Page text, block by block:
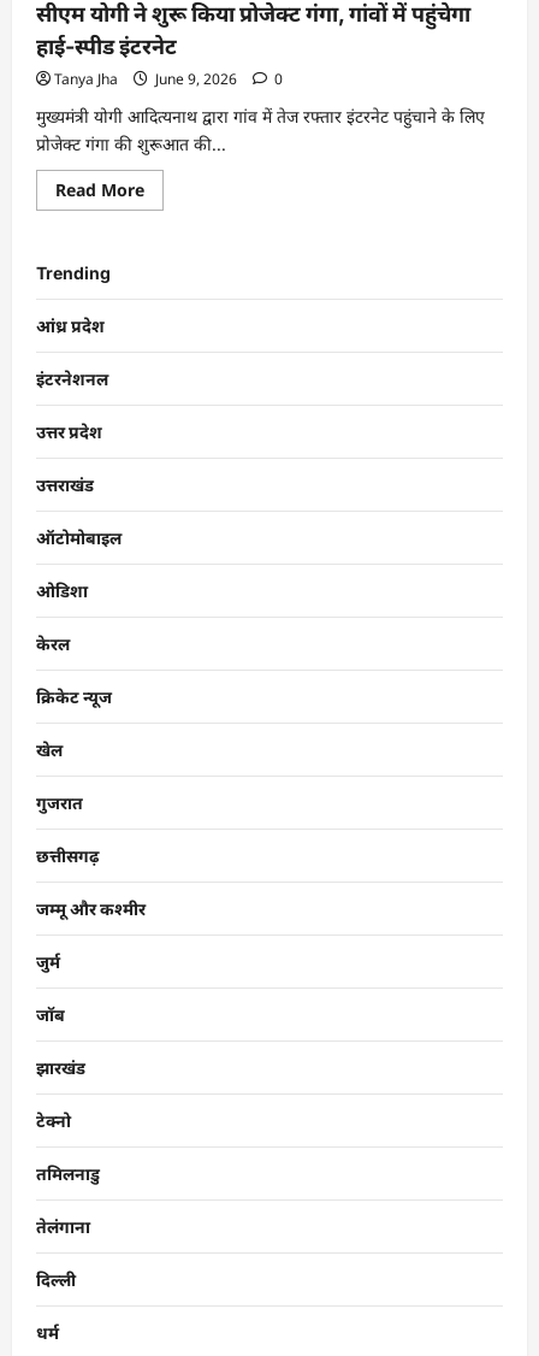
सीएम योगी ने शुरू किया प्रोजेक्ट गंगा, गांवों में पहुंचेगा
हाई-स्पीड इंटरनेट
Tanya Jha June 9, 2026 0
मुख्यमंत्री योगी आदित्यनाथ द्वारा गांव में तेज रफ्तार इंटरनेट पहुंचाने के लिए
प्रोजेक्ट गंगा की शुरूआत की...
Read More
Trending
आंध्र प्रदेश
इंटरनेशनल
उत्तर प्रदेश
उत्तराखंड
ऑटोमोबाइल
ओडिशा
केरल
क्रिकेट न्यूज
खेल
गुजरात
छत्तीसगढ़
जम्मू और कश्मीर
जुर्म
जॉब
झारखंड
टेक्नो
तमिलनाडु
तेलंगाना
दिल्ली
धर्म